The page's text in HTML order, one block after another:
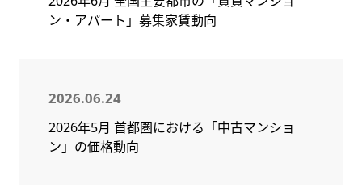
ン・アパート」募集家賃動向
2026.06.24
2026年5月 首都圏における「中古マンショ
ン」の価格動向